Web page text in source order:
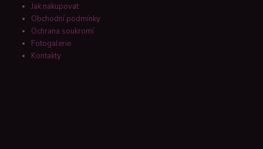
Jak nakupovat
Obchodní podmínky
Ochrana soukromí
Fotogalerie
Kontakty